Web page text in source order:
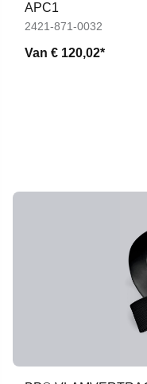
APC1
2421-871-0032
Van € 120,02*